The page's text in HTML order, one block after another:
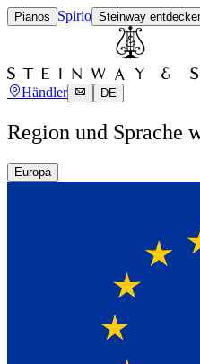
Pianos Spirio Steinway
Händler DE
Region und Sprache
Europa